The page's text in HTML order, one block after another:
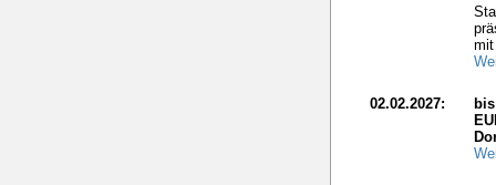
mit
02.02.2027:
bis